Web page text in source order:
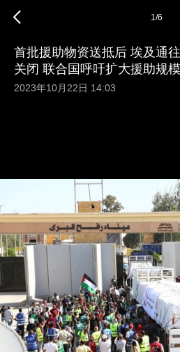
1/6
首批援助物资送抵后 埃及通
关闭 联合国呼吁扩大援助规模
2023年10月22日 14:03